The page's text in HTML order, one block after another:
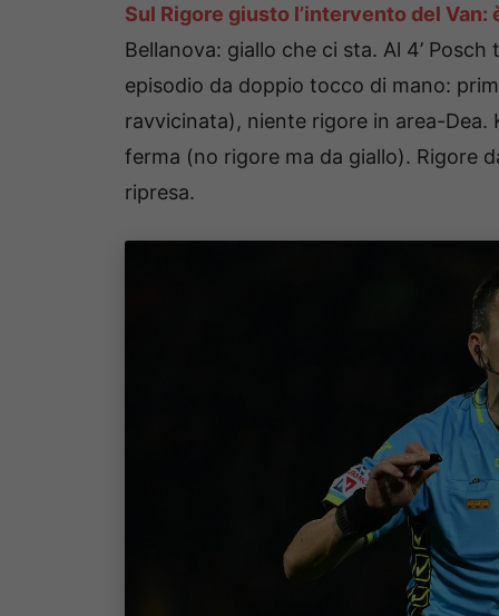
Sul Rigore giusto l’intervento del Van:
Bellanova: giallo che ci sta. Al 4’
episodio da doppio tocco di mano:
ravvicinata), niente rigore in area-Dea.
ferma (no rigore ma da giallo). Rigore
ripresa.